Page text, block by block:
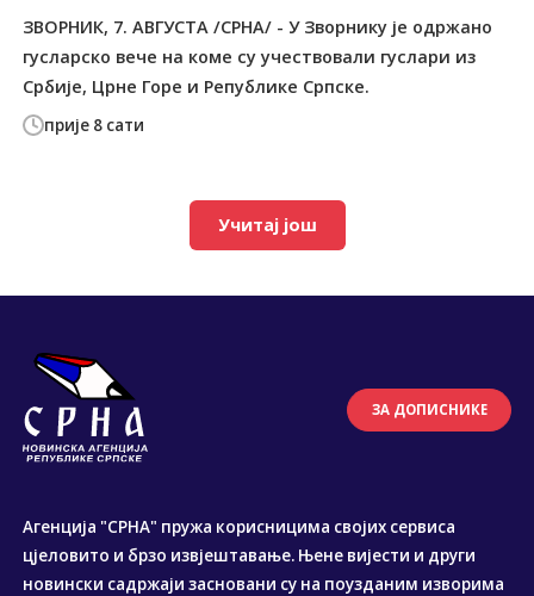
прије 8 сати
ЗВОРНИК, 7. АВГУСТА /СРНА/ - У Зворнику је одржано
гусларско вече на коме су учествовали гуслари из
Србије, Црне Горе и Републике Српске.
Учитај још
ЗА ДОПИСНИКЕ
Агенција "СРНА" пружа корисницима својих сервиса
цјеловито и брзо извјештавање. Њене вијести и други
новински садржаји засновани су на поузданим изворима